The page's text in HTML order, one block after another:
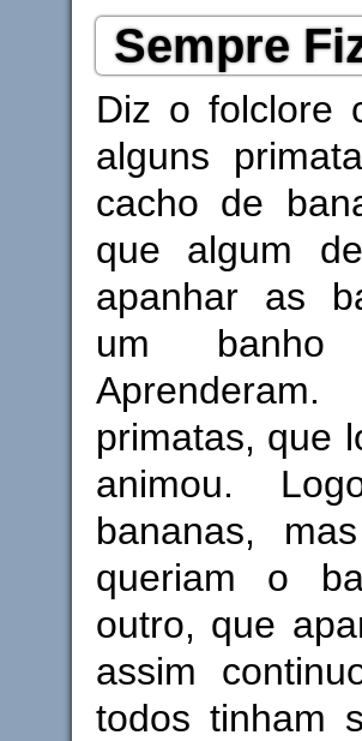
Sempre
Diz o folclore
alguns
cacho de
que algum
apanhar as
um
primatas, que
animou.
bananas,
queriam o
outro, que
assim
todos tinham